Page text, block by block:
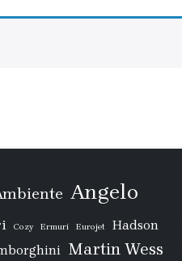
Angelo
Cozy Ermuri Eurojet Hadson
Martin Wess